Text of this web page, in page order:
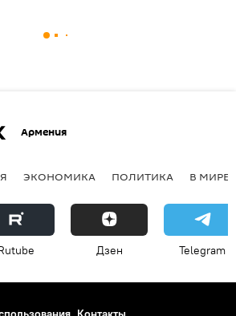
Армения
ЭКОНОМИКА ПОЛИТИКА В МИРЕ
Дзен Telegram